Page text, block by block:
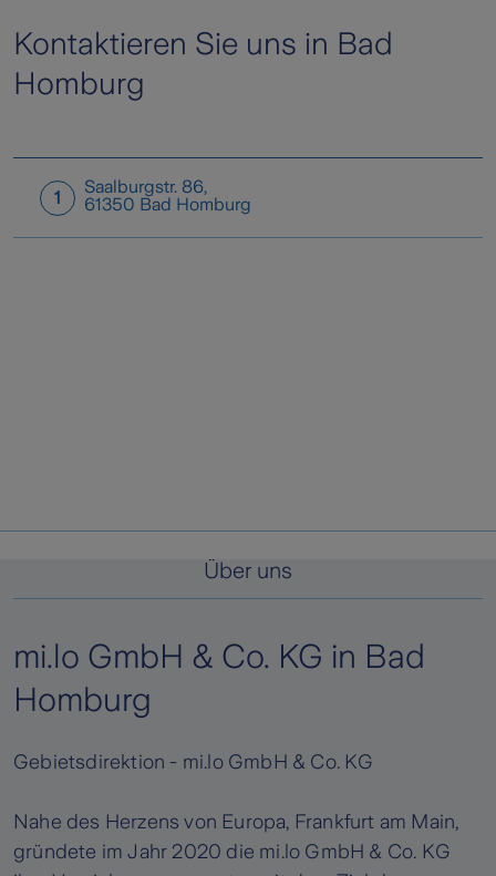
Kontaktieren Sie uns in Bad
Homburg
1
Saalburgstr. 86,
61350 Bad Homburg
Über uns
mi.lo GmbH & Co. KG in Bad
Homburg
Gebietsdirektion - mi.lo GmbH & Co. KG
Nahe des Herzens von Europa, Frankfurt am Main,
gründete im Jahr 2020 die mi.lo GmbH & Co. KG